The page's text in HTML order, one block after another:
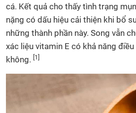
cá. Kết quả cho thấy tình trạng
nặng có dấu hiệu cải thiện khi bổ
những thành phần này. Song vẫn
xác liệu vitamin E có khả năng
không. [1]